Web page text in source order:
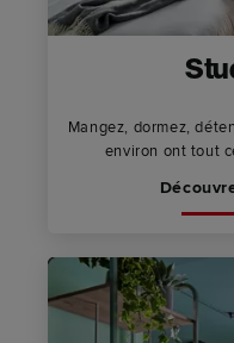
Mangez, dormez,
environ ont tout